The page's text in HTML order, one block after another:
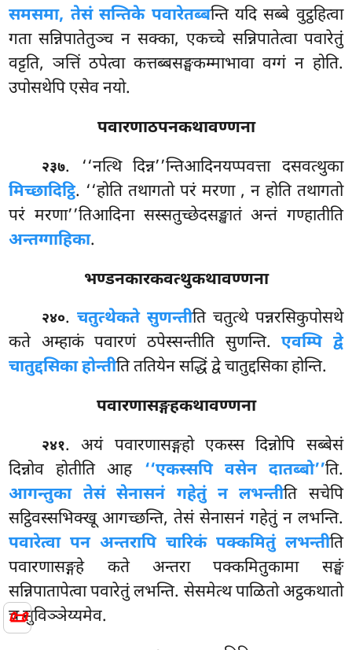
📜
समसमा, तेसं सन्तिके पवारेतब्बन्ति यदि सब्बे वुट्ठहित्वा
गता सन्निपातेतुञ्च न सक्का, एकच्चे सन्निपातेत्वा पवारेतुं
वट्टति, ञत्तिं ठपेत्वा कत्तब्बसङ्घकम्माभावा वग्गं न होति.
उपोसथेपि एसेव नयो.
पवारणाठपनकथावण्णना
२३७. ‘‘नत्थि दिन्न’’न्तिआदिनयप्पवत्ता दसवत्थुका
मिच्छादिट्ठि. ‘‘होति तथागतो परं मरणा , न होति तथागतो
परं मरणा’’तिआदिना सस्सतुच्छेदसङ्खातं अन्तं गण्हातीति
अन्तग्गाहिका.
भण्डनकारकवत्थुकथावण्णना
२४०. चतुत्थेकते सुणन्तीति चतुत्थे पन्नरसिकुपोसथे
कते अम्हाकं पवारणं ठपेस्सन्तीति सुणन्ति.एवम्पि द्वे
चातुद्दसिका होन्तीति ततियेन सद्धिं द्वे चातुद्दसिका होन्ति.
पवारणासङ्गहकथावण्णना
२४१. अयं पवारणासङ्गहो एकस्स दिन्नोपि सब्बेसं
दिन्नोव होतीति आह ‘‘एकस्सपि वसेन दातब्बो’’ति.
आगन्तुका तेसं सेनासनं गहेतुं न लभन्तीति सचेपि
सट्ठिवस्सभिक्खू आगच्छन्ति, तेसं सेनासनं गहेतुं न लभन्ति.
पवारेत्वा पन अन्तरापि चारिकं पक्कमितुं लभन्तीति
पवारणासङ्गहे कते अन्तरा पक्कमितुकामा सङ्घं
सन्निपातापेत्वा पवारेतुं लभन्ति. सेसमेत्थ पाळितो अट्ठकथातो
च सुविञ्ञेय्यमेव.